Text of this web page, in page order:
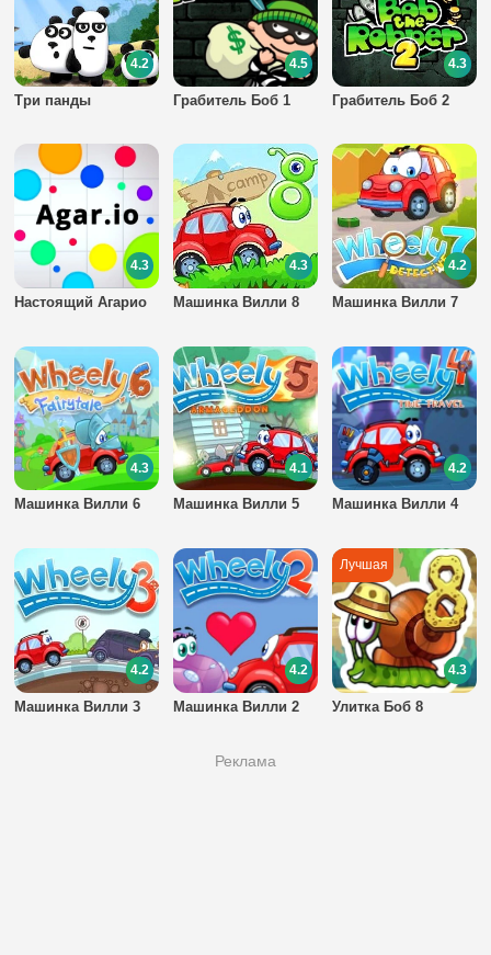
Три панды
4.2
Грабитель Боб 1
4.5
Грабитель Боб 2
4.3
Настоящий Агарио
4.3
Машинка Вилли 8
4.3
Машинка Вилли 7
4.2
Машинка Вилли 6
4.3
Машинка Вилли 5
4.1
Машинка Вилли 4
4.2
Машинка Вилли 3
4.2
Машинка Вилли 2
4.2
Улитка Боб 8
4.3
Реклама